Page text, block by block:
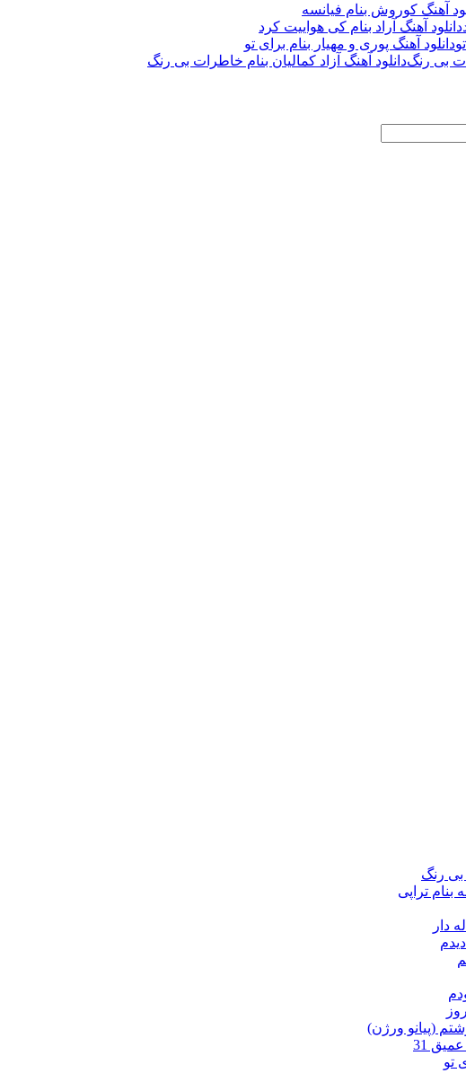
آهنگ کوروش بنام فیانسه
دانلود آهنگ آراد بنام کی هواییت کرد
دانلود آهنگ پوری و مهیار بنام برای تو
دانلود آهنگ آزاد کمالیان بنام خاطرات بی رنگ
بی رنگ
تراپی
دار
(پیانو ورژن)
31
تو